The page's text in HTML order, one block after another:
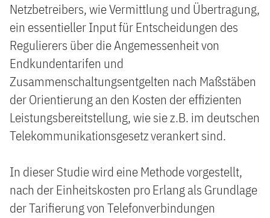
Netzbetreibers, wie Vermittlung und Übertragung,
ein essentieller Input für Entscheidungen des
Regulierers über die Angemessenheit von
Endkundentarifen und
Zusammenschaltungsentgelten nach Maßstäben
der Orientierung an den Kosten der effizienten
Leistungsbereitstellung, wie sie z.B. im deutschen
Telekommunikationsgesetz verankert sind.
In dieser Studie wird eine Methode vorgestellt,
nach der Einheitskosten pro Erlang als Grundlage
der Tarifierung von Telefonverbindungen